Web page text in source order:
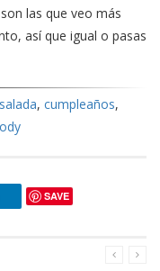
las que veo más
así que igual o pasas
, cumpleaños,
SAVE